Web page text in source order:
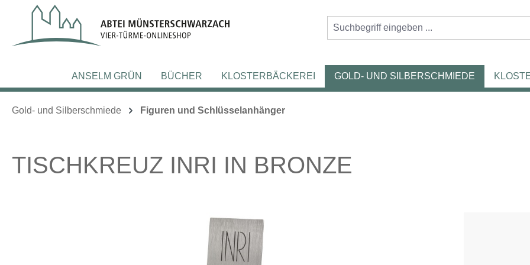
Hauptinhalt springen
Zur Suche springen
Zur Hauptnavigation springen
ANSELM GRÜN BÜCHER KLOSTERBÄCKEREI GOLD- UND SILBERSCHMIEDE
Gold- und Silberschmiede Figuren und Schlüsselanhänger
TISCHKREUZ INRI IN BRONZE